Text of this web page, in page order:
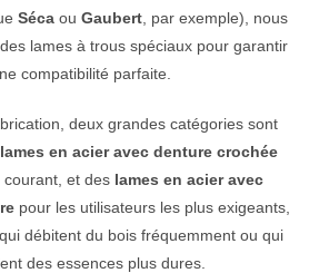
Sécaou Gaubert, par exemple), nous
lames à trous spéciaux pour garantir
compatibilité parfaite.
deux grandes catégories sont
lames en acier avec denture crochée
et deslames en acier avec
pour les utilisateurs les plus exigeants,
débitent du bois fréquemment ou qui
des essences plus dures.